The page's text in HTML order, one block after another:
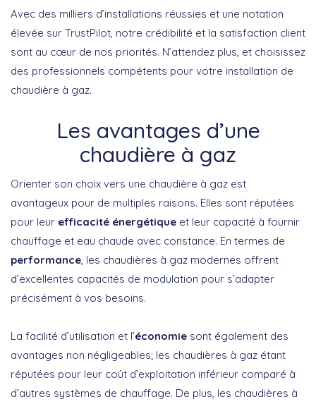
Avec des milliers d’installations réussies et une notation
élevée sur TrustPilot, notre crédibilité et la satisfaction client
sont au cœur de nos priorités. N’attendez plus, et choisissez
des professionnels compétents pour votre installation de
chaudière à gaz.
Les avantages d’une
chaudière à gaz
Orienter son choix vers une chaudière à gaz est
avantageux pour de multiples raisons. Elles sont réputées
pour leur efficacité énergétique et leur capacité à fournir
chauffage et eau chaude avec constance. En termes de
performance , les chaudières à gaz modernes offrent
d’excellentes capacités de modulation pour s’adapter
précisément à vos besoins.
La facilité d’utilisation et l’économie sont également des
avantages non négligeables; les chaudières à gaz étant
réputées pour leur coût d’exploitation inférieur comparé à
d’autres systèmes de chauffage. De plus, les chaudières à